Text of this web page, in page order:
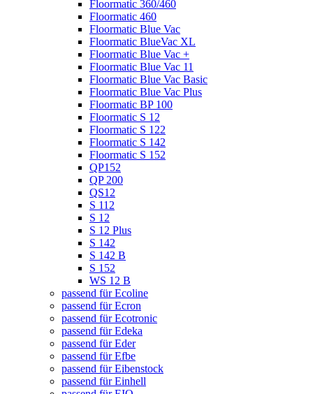
Floormatic 360/460
Floormatic 460
Floormatic Blue Vac
Floormatic BlueVac XL
Floormatic Blue Vac +
Floormatic Blue Vac 11
Floormatic Blue Vac Basic
Floormatic Blue Vac Plus
Floormatic BP 100
Floormatic S 12
Floormatic S 122
Floormatic S 142
Floormatic S 152
QP152
QP 200
QS12
S 112
S 12
S 12 Plus
S 142
S 142 B
S 152
WS 12 B
passend für Ecoline
passend für Ecron
passend für Ecotronic
passend für Edeka
passend für Eder
passend für Efbe
passend für Eibenstock
passend für Einhell